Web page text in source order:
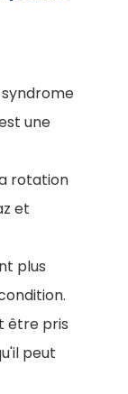
syndrome
une
rotation
et
plus
être pris
peut